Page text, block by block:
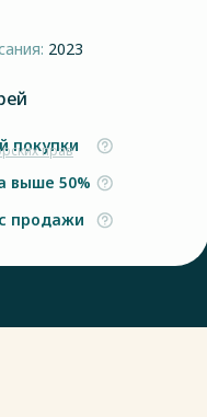
2023
прав
покупки
выше 50%
продажи